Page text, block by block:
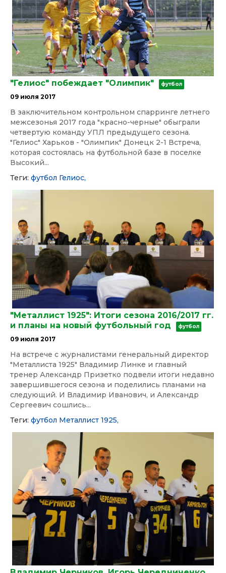
"Гелиос" побеждает "Олимпик" футбол
09 июля 2017
В заключительном контрольном спарринге летнего
межсезонья 2017 года "красно-черные" обыграли
четвертую команду УПЛ предыдущего сезона.
"Гелиос" Харьков - "Олимпик" Донецк 2-1 Встреча,
которая состоялась на футбольной базе в поселке
Высокий...
Теги: футбол Гелиос,
"Металлист 1925": Итоги сезона 2016/2017 гг.
и планы на новый футбольный год
футбол
09 июля 2017
На встрече с журналистами генеральный директор
"Металлиста 1925" Владимир Линке и главный
тренер Александр Призетко подвели итоги недавно
завершившегося сезона и поделились планами на
следующий. И Владимир Иванович, и Александр
Сергеевич сошлись...
Теги: футбол Металлист 1925,